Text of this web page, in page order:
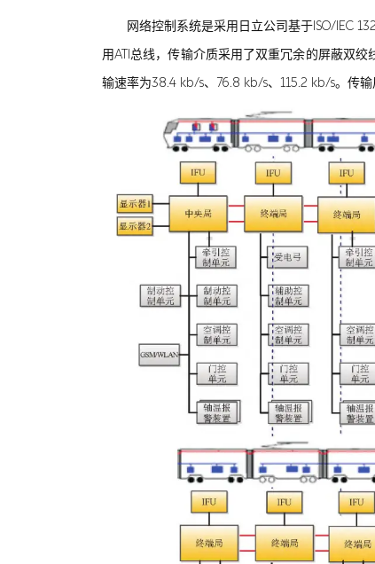
网络控制系统是采用日立公司基于ISO/IEC
用ATI总线，传输介质采用了双重冗余的屏蔽双
输速率为38.4 kb/s、76.8 kb/s、115.2 kb/s。传